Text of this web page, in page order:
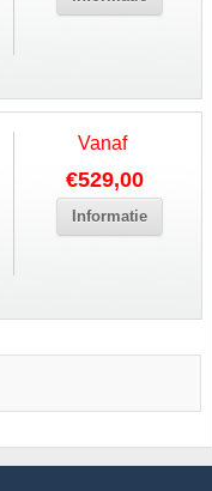
Vanaf
€529,00
Informatie